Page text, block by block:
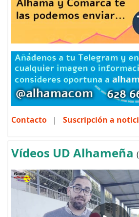
Contacto | Suscripción a
Vídeos UD Alhameña (